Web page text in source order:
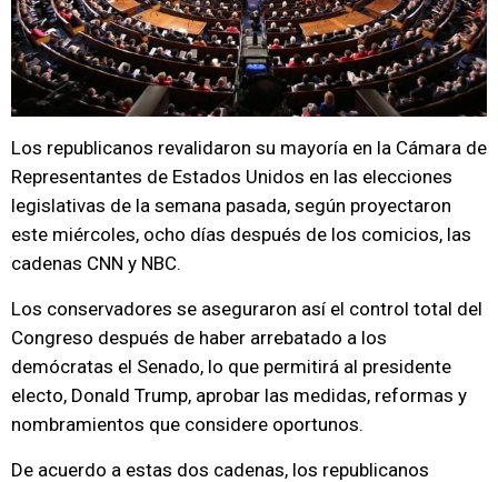
Los republicanos revalidaron su mayoría en la Cámara de
Representantes de Estados Unidos en las elecciones
legislativas de la semana pasada, según proyectaron
este miércoles, ocho días después de los comicios, las
cadenas CNN y NBC.
Los conservadores se aseguraron así el control total del
Congreso después de haber arrebatado a los
demócratas el Senado, lo que permitirá al presidente
electo, Donald Trump, aprobar las medidas, reformas y
nombramientos que considere oportunos.
De acuerdo a estas dos cadenas, los republicanos